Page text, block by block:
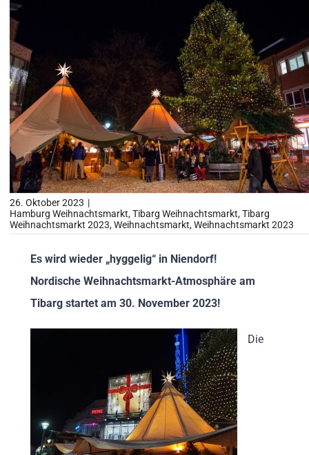
Über uns
SUCHE
NACH:
26. Oktober 2023 |
Hamburg Weihnachtsmarkt,Tibarg Weihnachtsmarkt,Tibarg
Weihnachtsmarkt 2023,Weihnachtsmarkt,Weihnachtsmarkt 2023
Es wird wieder „hyggelig“ in Niendorf!
Nordische Weihnachtsmarkt-Atmosphäre am
Tibarg startet am 30. November 2023!
Die